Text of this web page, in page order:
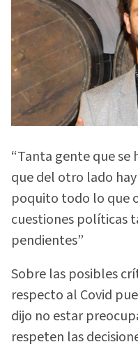
“Tanta gente que
que del otro lado
poquito todo lo que
cuestiones políticas
pendientes”
Sobre las posibles
respecto al Covid
dijo no estar
respeten las